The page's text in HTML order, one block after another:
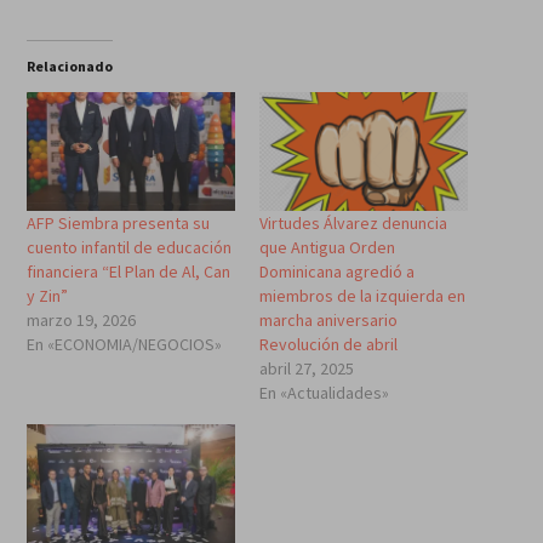
Relacionado
AFP Siembra presenta su
cuento infantil de educación
financiera “El Plan de Al, Can
y Zin”
marzo 19, 2026
En «ECONOMIA/NEGOCIOS»
Virtudes Álvarez denuncia
que Antigua Orden
Dominicana agredió a
miembros de la izquierda en
marcha aniversario
Revolución de abril
abril 27, 2025
En «Actualidades»